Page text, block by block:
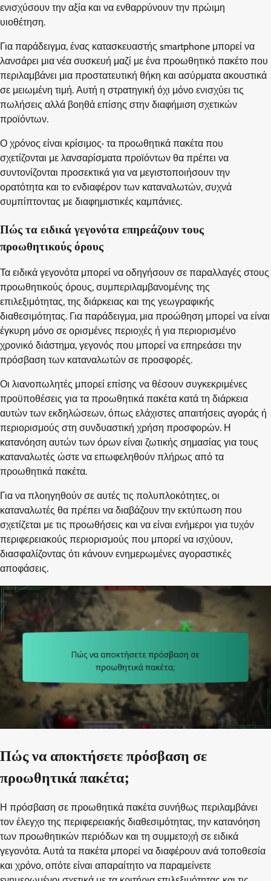
ενισχύσουν την αξία και να ενθαρρύνουν την πρώιμη
υιοθέτηση.
Για παράδειγμα, ένας κατασκευαστής smartphone μπορεί να
λανσάρει μια νέα συσκευή μαζί με ένα προωθητικό πακέτο που
περιλαμβάνει μια προστατευτική θήκη και ασύρματα ακουστικά
σε μειωμένη τιμή. Αυτή η στρατηγική όχι μόνο ενισχύει τις
πωλήσεις αλλά βοηθά επίσης στην διαφήμιση σχετικών
προϊόντων.
Ο χρόνος είναι κρίσιμος· τα προωθητικά πακέτα που
σχετίζονται με λανσαρίσματα προϊόντων θα πρέπει να
συντονίζονται προσεκτικά για να μεγιστοποιήσουν την
ορατότητα και το ενδιαφέρον των καταναλωτών, συχνά
συμπίπτοντας με διαφημιστικές καμπάνιες.
Πώς τα ειδικά γεγονότα επηρεάζουν τους
προωθητικούς όρους
Τα ειδικά γεγονότα μπορεί να οδηγήσουν σε παραλλαγές στους
προωθητικούς όρους, συμπεριλαμβανομένης της
επιλεξιμότητας, της διάρκειας και της γεωγραφικής
διαθεσιμότητας. Για παράδειγμα, μια προώθηση μπορεί να είναι
έγκυρη μόνο σε ορισμένες περιοχές ή για περιορισμένο
χρονικό διάστημα, γεγονός που μπορεί να επηρεάσει την
πρόσβαση των καταναλωτών σε προσφορές.
Οι λιανοπωλητές μπορεί επίσης να θέσουν συγκεκριμένες
προϋποθέσεις για τα προωθητικά πακέτα κατά τη διάρκεια
αυτών των εκδηλώσεων, όπως ελάχιστες απαιτήσεις αγοράς ή
περιορισμούς στη συνδυαστική χρήση προσφορών. Η
κατανόηση αυτών των όρων είναι ζωτικής σημασίας για τους
καταναλωτές ώστε να επωφεληθούν πλήρως από τα
προωθητικά πακέτα.
Για να πλοηγηθούν σε αυτές τις πολυπλοκότητες, οι
καταναλωτές θα πρέπει να διαβάζουν την εκτύπωση που
σχετίζεται με τις προωθήσεις και να είναι ενήμεροι για τυχόν
περιφερειακούς περιορισμούς που μπορεί να ισχύουν,
διασφαλίζοντας ότι κάνουν ενημερωμένες αγοραστικές
αποφάσεις.
Πώς να αποκτήσετε πρόσβαση σε
προωθητικά πακέτα;
Η πρόσβαση σε προωθητικά πακέτα συνήθως περιλαμβάνει
τον έλεγχο της περιφερειακής διαθεσιμότητας, την κατανόηση
των προωθητικών περιόδων και τη συμμετοχή σε ειδικά
γεγονότα. Αυτά τα πακέτα μπορεί να διαφέρουν ανά τοποθεσία
και χρόνο, οπότε είναι απαραίτητο να παραμείνετε